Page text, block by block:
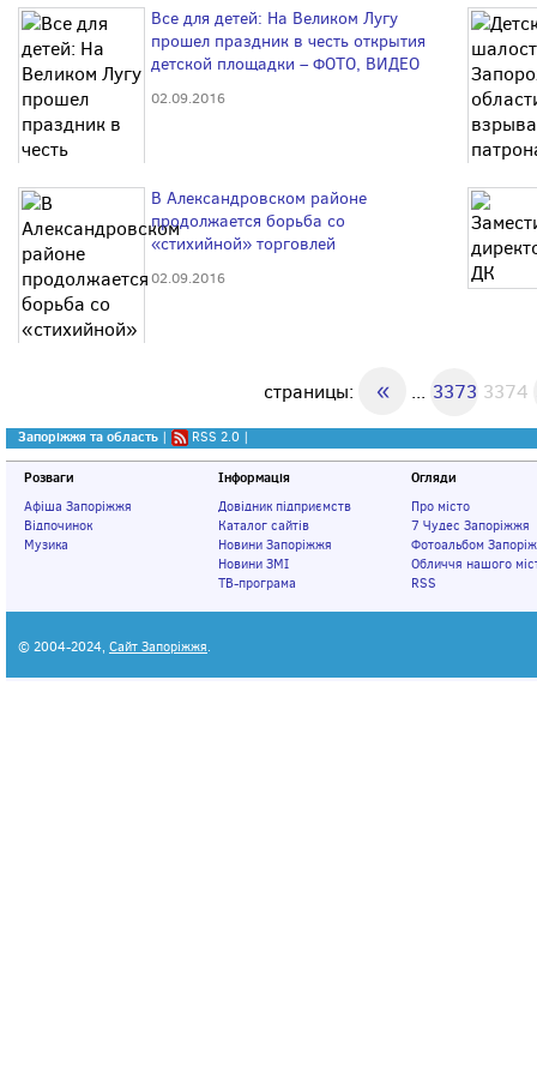
Все для детей: На Великом Лугу
прошел праздник в честь открытия
детской площадки – ФОТО, ВИДЕО
02.09.2016
В Александровском районе
продолжается борьба со
«стихийной» торговлей
02.09.2016
страницы: « ... 3373 3374
Запоріжжя та область | RSS 2.0 |
Розваги
Афіша Запоріжжя
Відпочинок
Музика
Інформація
Довідник підприємств
Каталог сайтів
Новини Запоріжжя
Новини ЗМІ
ТВ-програма
Огляди
Про місто
7 Чудес Запоріжжя
Фотоальбом
Обличчя нашого
RSS
© 2004-2024, Сайт Запоріжжя.